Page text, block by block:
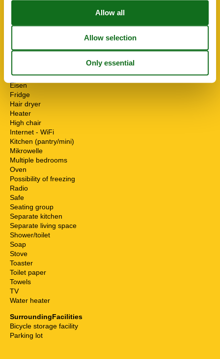
Familyfriendly
Animals not allowed
Bedding
Dishwasher
Eisen
Fridge
Hair dryer
Heater
High chair
Internet - WiFi
Kitchen (pantry/mini)
Mikrowelle
Multiple bedrooms
Oven
Possibility of freezing
Radio
Safe
Seating group
Separate kitchen
Separate living space
Shower/toilet
Soap
Stove
Toaster
Toilet paper
Towels
TV
Water heater
SurroundingFacilities
Bicycle storage facility
Parking lot